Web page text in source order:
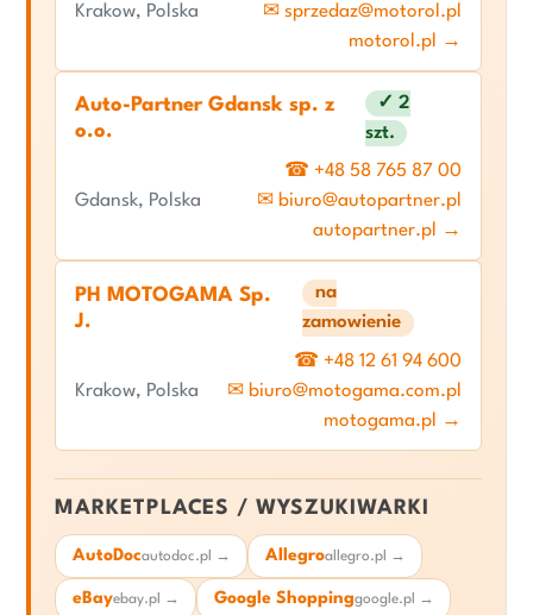
Krakow, Polska
✉ sprzedaz@motorol.pl
motorol.pl →
Auto-Partner Gdansk sp. z
o.o.
✓ 2
szt.
Gdansk, Polska
☎ +48 58 765 87 00
✉ biuro@autopartner.pl
autopartner.pl →
PH MOTOGAMA Sp.
J.
na
zamowienie
Krakow, Polska
☎ +48 12 61 94 600
✉ biuro@motogama.com.pl
motogama.pl →
MARKETPLACES / WYSZUKIWARKI
AutoDocautodoc.pl → Allegroallegro.pl →
eBayebay.pl → Google Shoppinggoogle.pl →